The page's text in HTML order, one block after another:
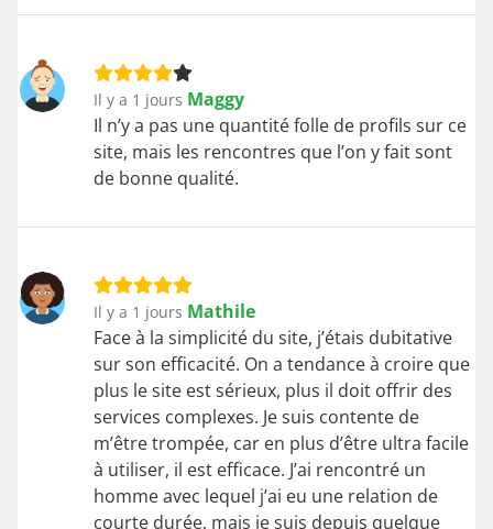
Il y a 1 jours Maggy
Il n’y a pas une quantité folle de profils sur ce
site, mais les rencontres que l’on y fait sont
de bonne qualité.
Il y a 1 jours Mathile
Face à la simplicité du site, j’étais dubitative
sur son efficacité. On a tendance à croire que
plus le site est sérieux, plus il doit offrir des
services complexes. Je suis contente de
m’être trompée, car en plus d’être ultra facile
à utiliser, il est efficace. J’ai rencontré un
homme avec lequel j’ai eu une relation de
courte durée, mais je suis depuis quelque